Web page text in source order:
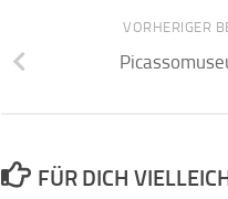
VORHERIGER
FÜR DICH